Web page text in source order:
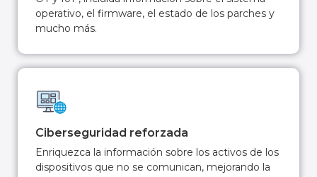
operativo, el firmware, el estado de los parches y
mucho más.
Ciberseguridad reforzada
Enriquezca la información sobre los activos de los
dispositivos que no se comunican, mejorando la